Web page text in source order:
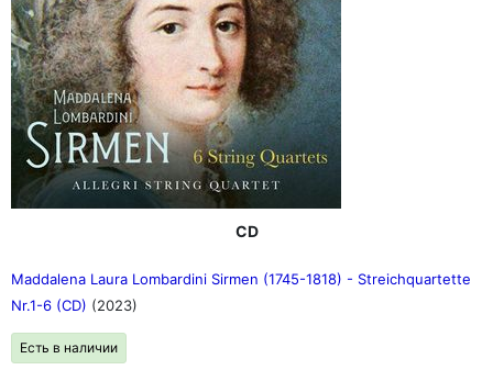
CD
Maddalena Laura Lombardini Sirmen (1745-1818) - Streichquartette
Nr.1-6 (CD) (2023)
Есть в наличии